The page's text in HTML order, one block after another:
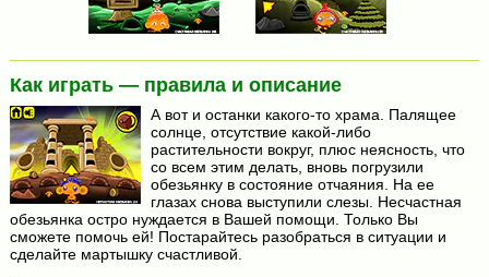
Как играть — правила и описание
А вот и останки какого-то храма. Палящее
солнце, отсутствие какой-либо
растительности вокруг, плюс неясность, что
со всем этим делать, вновь погрузили
обезьянку в состояние отчаяния. На ее
глазах снова выступили слезы. Несчастная
обезьянка остро нуждается в Вашей помощи. Только Вы
сможете помочь ей! Постарайтесь разобраться в ситуации и
сделайте мартышку счастливой.